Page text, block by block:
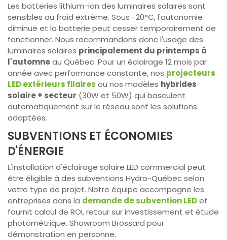
Les batteries lithium-ion des luminaires solaires sont
sensibles au froid extrême. Sous -20°C, l'autonomie
diminue et la batterie peut cesser temporairement de
fonctionner. Nous recommandons donc l'usage des
luminaires solaires principalement du printemps à
l'automneau Québec. Pour un éclairage 12 mois par
année avec performance constante, nos projecteurs
LED extérieurs filaires ou nos modèles hybrides
solaire + secteur (30W et 50W) qui basculent
automatiquement sur le réseau sont les solutions
adaptées.
SUBVENTIONS ET ÉCONOMIES
D'ÉNERGIE
L'installation d'éclairage solaire LED commercial peut
être éligible à des subventions Hydro-Québec selon
votre type de projet. Notre équipe accompagne les
entreprises dans la demande de subvention LEDet
fournit calcul de ROI, retour sur investissement et étude
photométrique. Showroom Brossard pour
démonstration en personne.